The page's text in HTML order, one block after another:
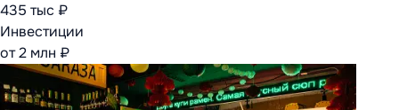
435 тыс ₽
Инвестиции
от 2 млн ₽